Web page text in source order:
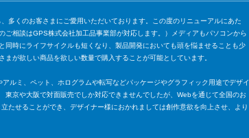
多くのお客さまにご愛用いただいております。この度のリニューアルにあた
相談はGPS株式会社加工品事業部が対応します。）メディアもパソコンから
時にライフサイクルも短くなり、製品開発においても頭を悩ませることも少
が欲しい商品を欲しい数量で購入することが可能としています。
ルミ、ペット、ホログラムや転写などパッケージやグラフィック用途でデザイ
京や大阪で対面販売でしか対応できませんでしたが、Webを通じて全国のお
たせることができ、デザイナー様におかれましては創作意欲を向上させ、より